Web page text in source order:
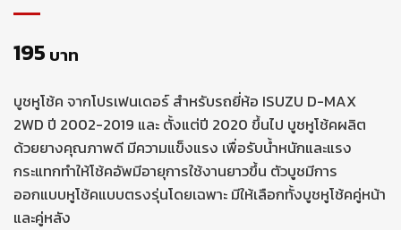
195 บาท
บูชหูโช้ค จากโปรเฟนเดอร์ สำหรับรถยี่ห้อ ISUZU D-MAX
2WD ปี 2002-2019 และ ตั้งแต่ปี 2020 ขึ้นไป บูชหูโช้คผลิต
ด้วยยางคุณภาพดี มีความแข็งแรง เพื่อรับน้ำหนักและแรง
กระแทกทำให้โช้คอัพมีอายุการใช้งานยาวขึ้น ตัวบูชมีการ
ออกแบบหูโช้คแบบตรงรุ่นโดยเฉพาะ มีให้เลือกทั้งบูชหูโช้คคู่หน้า
และคู่หลัง